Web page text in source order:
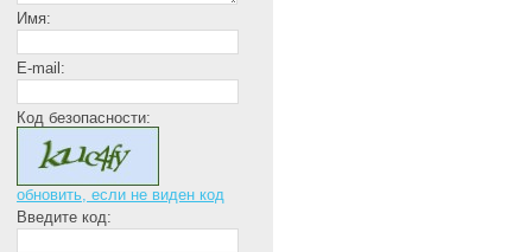
Имя:
E-mail:
Код безопасности:
обновить, если не виден код
Введите код: